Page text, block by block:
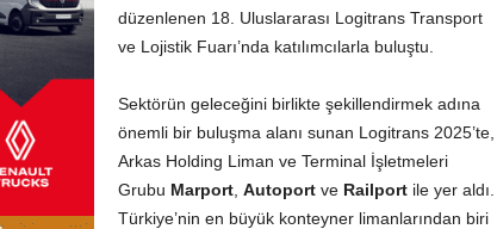
düzenlenen 18. Uluslararası Logitrans Transport
ve Lojistik Fuarı’nda katılımcılarla buluştu.
Sektörün geleceğini birlikte şekillendirmek adına
önemli bir buluşma alanı sunan Logitrans 2025’te,
Arkas Holding Liman ve Terminal İşletmeleri
Grubu Marport, Autoportve Railport ile yer aldı.
Türkiye’nin en büyük konteyner limanlarından biri